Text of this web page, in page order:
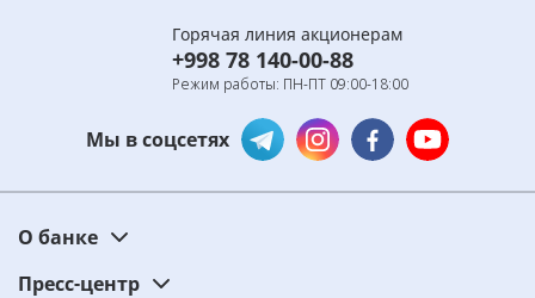
Горячая линия акционерам
+998 78 140-00-88
Режим работы: ПН-ПТ 09:00-18:00
Мы в соцсетях
О банке
Пресс-центр